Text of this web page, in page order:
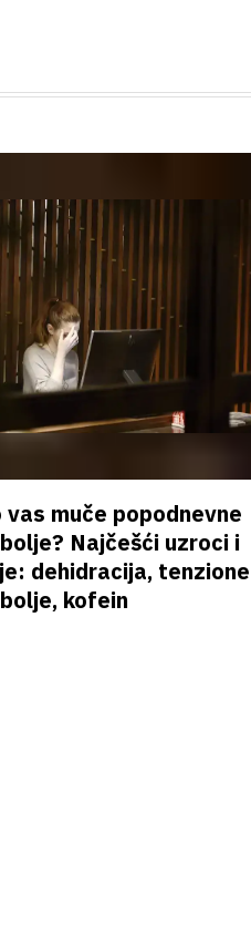
vas muče popodnevne
Najčešći uzroci i
dehidracija, tenzione
kofein